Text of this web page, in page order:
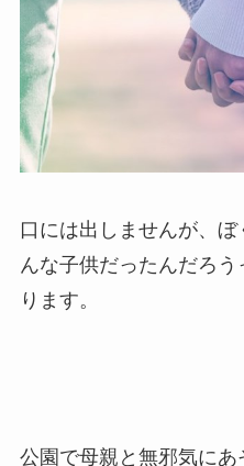
口には出しませんが、
んな子供だったんだろ
ります。
公園で母親と無邪気に